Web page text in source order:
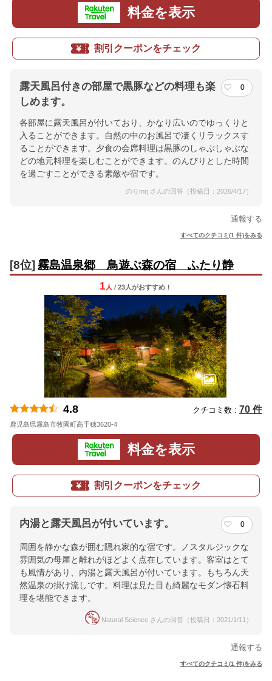
料金を表示
割引クーポンをチェック
露天風呂付きの部屋で黒豚などの料理も楽
しめます。
0
各部屋に露天風呂が付いており、かなり広いのでゆっくりと
入ることができます。自然の中のお風呂で凄くリラックスす
ることができます。夕食の会席料理は黒豚のしゃぶしゃぶな
どの地元料理を楽しむことができます。のんびりとした時間
を過ごすことができる素敵や宿です。
のりmrj さんの回答（投稿日：2026/4/17）
通報する
すべてのクチコミ(1 件)をみる
[8位] 霧島温泉郷 鳥遊ぶ森の宿 ふたり静
1 人 / 23人がおすすめ！
4.8 クチコミ数 : 70 件
鹿児島県霧島市牧園町高千穂3620-4
料金を表示
割引クーポンをチェック
内湯と露天風呂が付いています。 0
周囲を静かな森が囲む隠れ家的な宿です。ノスタルジックな
雰囲気の母屋と離れがほどよく点在しています。客室はとて
も風情があり、内湯と露天風呂が付いています。もちろん天
然温泉の掛け流しです。料理は見た目も綺麗なモダン懐石料
理を堪能できます。
Natural Science さんの回答（投稿日：2021/1/11）
通報する
すべてのクチコミ(1 件)をみる